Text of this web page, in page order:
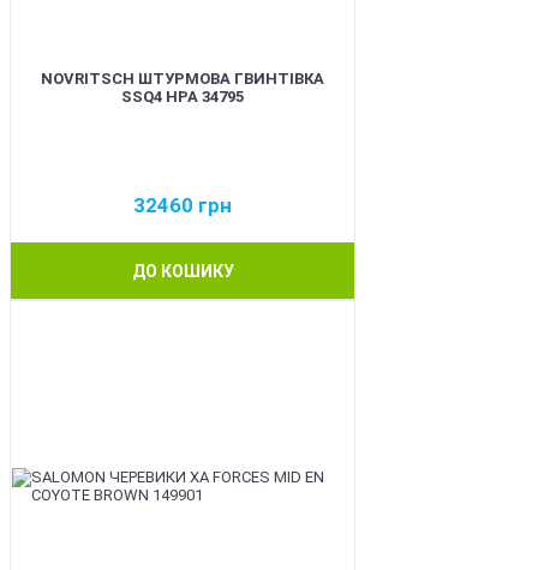
NOVRITSCH ШТУРМОВА ГВИНТІВКА
SSQ4 HPA 34795
32460 грн
ДО КОШИКУ